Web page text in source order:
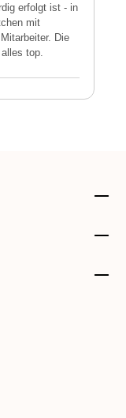
erfolgt ist - in
mit
Die
top.